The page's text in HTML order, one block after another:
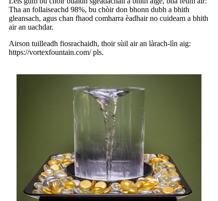
Tha an follaiseachd 98%, bu chòir don bhonn dubh a bhith
gleansach, agus chan fhaod comharra èadhair no cuideam a bhith
air an uachdar.
Airson tuilleadh fiosrachaidh, thoir sùil air an làrach-lìn aig:
https://vortexfountain.com/ pls.